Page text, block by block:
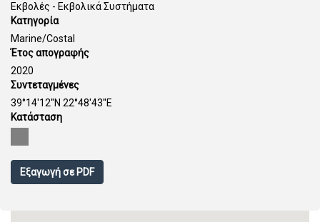
Εκβολές - Εκβολικά Συστήματα
Κατηγορία
Marine/Costal
Έτος απογραφής
2020
Συντεταγμένες
39°14'12''N 22°48'43''E
Κατάσταση
Εξαγωγή σε PDF